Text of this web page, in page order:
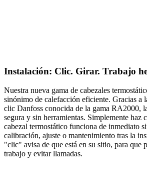
Instalación: Clic. Girar. Trabajo
Nuestra nueva gama de cabezales
sinónimo de calefacción eficiente. Gracias a
clic Danfoss conocida de la gama RA2000,
segura y sin herramientas. Simplemente haz
cabezal termostático funciona de inmediato
calibración, ajuste o mantenimiento tras la
"clic" avisa de que está en su sitio, para que
trabajo y evitar llamadas.